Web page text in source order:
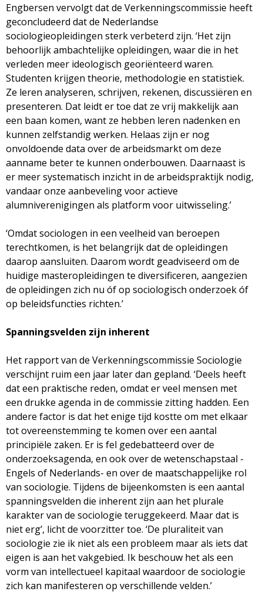
Engbersen vervolgt dat de Verkenningscommissie heeft
geconcludeerd dat de Nederlandse
sociologieopleidingen sterk verbeterd zijn. ‘Het zijn
behoorlijk ambachtelijke opleidingen, waar die in het
verleden meer ideologisch georiënteerd waren.
Studenten krijgen theorie, methodologie en statistiek.
Ze leren analyseren, schrijven, rekenen, discussiëren en
presenteren. Dat leidt er toe dat ze vrij makkelijk aan
een baan komen, want ze hebben leren nadenken en
kunnen zelfstandig werken. Helaas zijn er nog
onvoldoende data over de arbeidsmarkt om deze
aanname beter te kunnen onderbouwen. Daarnaast is
er meer systematisch inzicht in de arbeidspraktijk nodig,
vandaar onze aanbeveling voor actieve
alumniverenigingen als platform voor uitwisseling.’
‘Omdat sociologen in een veelheid van beroepen
terechtkomen, is het belangrijk dat de opleidingen
daarop aansluiten. Daarom wordt geadviseerd om de
huidige masteropleidingen te diversificeren, aangezien
de opleidingen zich nu óf op sociologisch onderzoek óf
op beleidsfuncties richten.’
Spanningsvelden zijn inherent
Het rapport van de Verkenningscommissie Sociologie
verschijnt ruim een jaar later dan gepland. ‘Deels heeft
dat een praktische reden, omdat er veel mensen met
een drukke agenda in de commissie zitting hadden. Een
andere factor is dat het enige tijd kostte om met elkaar
tot overeenstemming te komen over een aantal
principiële zaken. Er is fel gedebatteerd over de
onderzoeksagenda, en ook over de wetenschapstaal -
Engels of Nederlands- en over de maatschappelijke rol
van sociologie. Tijdens de bijeenkomsten is een aantal
spanningsvelden die inherent zijn aan het plurale
karakter van de sociologie teruggekeerd. Maar dat is
niet erg’, licht de voorzitter toe. ‘De pluraliteit van
sociologie zie ik niet als een probleem maar als iets dat
eigen is aan het vakgebied. Ik beschouw het als een
vorm van intellectueel kapitaal waardoor de sociologie
zich kan manifesteren op verschillende velden.’